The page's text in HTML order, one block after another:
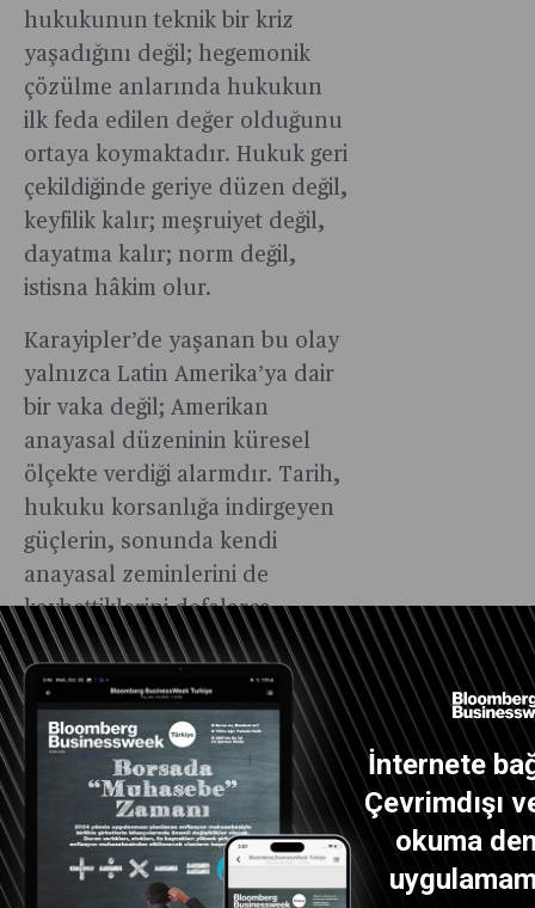
İnternete
Çevrimdışı
okuma
hukukunun teknik bir kriz
yaşadığını değil; hegemonik
çözülme anlarında hukukun
ilk feda edilen değer olduğunu
ortaya koymaktadır. Hukuk geri
çekildiğinde geriye düzen değil,
keyfilik kalır; meşruiyet değil,
dayatma kalır; norm değil,
istisna hâkim olur.
Karayipler’de yaşanan bu olay
yalnızca Latin Amerika’ya dair
bir vaka değil; Amerikan
anayasal düzeninin küresel
ölçekte verdiği alarmdır. Tarih,
hukuku korsanlığa indirgeyen
güçlerin, sonunda kendi
anayasal zeminlerini de
kaybettiklerini defalarca
göstermiştir.
Venezuela örneği, yalnızca
Westphalia egemenlik ilkesinin
değil, aynı zamanda ABD’nin
küresel liderliğini taşıyan üç
temel sütunun eşzamanlı
çözülüşünü de gözler önüne
sermektedir: